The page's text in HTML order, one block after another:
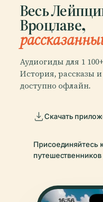
Весь
Вроцлаве,
Аудиогиды для 1
История, рассказы
доступно офлайн.
Скачать
Присоединяйтесь
путешественников